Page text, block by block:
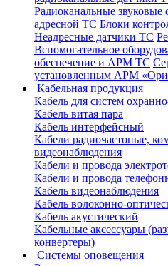
Радиоканальные
адресной ТС Блоки
Неадресные датчики ТС
Вспомогательное
обеспечение и АРМ ТС
установленным АРМ
Кабельная продукция
Кабель для систем
Кабель витая пара
Кабель интерфейсный
Кабели радиочастоные,
видеонаблюдения
Кабели и провода
Кабели и провода
Кабель видеонаблюдения
Кабель волоконно-
Кабель акустический
Кабельные аксессуары
конвертеры)
Системы оповещения